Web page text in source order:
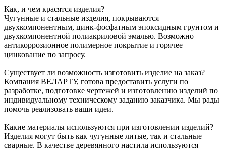
Как, и чем красятся изделия?
Чугунные и стальные изделия, покрываются
двухкомпонентным, цинк-фосфатным эпоксидным грунтом и
двухкомпонентной полиакриловой эмалью. Возможно
антикоррозионное полимерное покрытие и горячее
цинкование по запросу.
Существует ли возможность изготовить изделие на заказ?
Компания ВЕЛАРТУ, готова предоставить услуги по
разработке, подготовке чертежей и изготовлению изделий по
индивидуальному техническому заданию заказчика. Мы рады
помочь реализовать ваши идеи.
Какие материалы используются при изготовлении изделий?
Изделия могут быть как чугунные литые, так и стальные
сварные. В качестве деревянного настила используются